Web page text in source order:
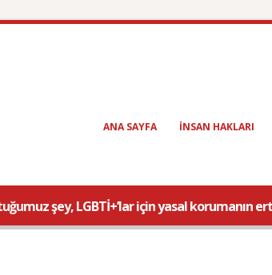
ANA SAYFA INSAN HAKLARI
şey, LGBTİ+’lar için yasal korumanın